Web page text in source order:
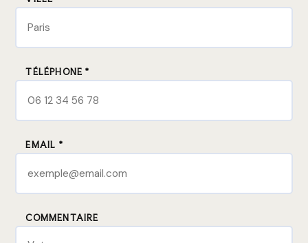
TÉLÉPHONE *
EMAIL *
COMMENTAIRE